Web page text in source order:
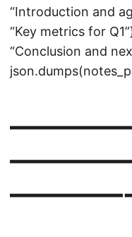
“Introduction and
“Key metrics for
“Conclusion and